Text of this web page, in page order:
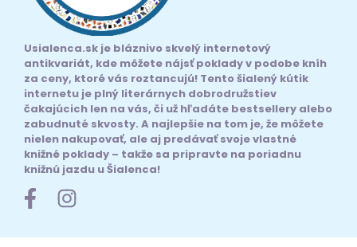
Usialenca.sk je bláznivo skvelý internetový
antikvariát, kde môžete nájsť poklady v podobe kníh
za ceny, ktoré vás roztancujú! Tento šialený kútik
internetu je plný literárnych dobrodružstiev
čakajúcich len na vás, či už hľadáte bestsellery alebo
zabudnuté skvosty. A najlepšie na tom je, že môžete
nielen nakupovať, ale aj predávať svoje vlastné
knižné poklady – takže sa pripravte na poriadnu
knižnú jazdu u Šialenca!